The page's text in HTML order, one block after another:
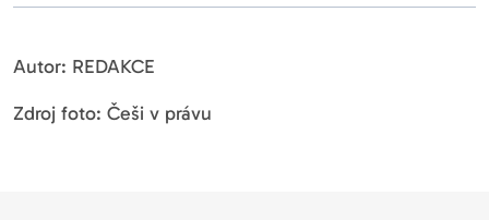
Autor: REDAKCE
Zdroj foto: Češi v právu